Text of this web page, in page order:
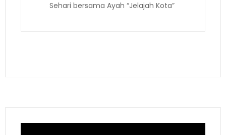
Sehari bersama Ayah “Jelajah Kota”